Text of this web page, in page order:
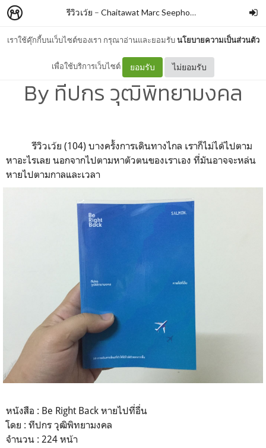
เราใช้คุ๊กกี้บนเว็บไซต์ของเรา กรุณาอ่านและยอมรับนโยบายความเป็นส่วนตัว
เพื่อใช้บริการเว็บไซต์ ยอมรับ ไม่ยอมรับ
รีวิวเว้ย – Chaitawat Marc Seephongsai
Be Right Back หายไปที่อื่น
By ทีปกร วุฒิพิทยามงคล
รีวิวเว้ย (104) บางครั้งการเดินทางไกล เราก็ไม่ได้ไปตาม
หาอะไรเลย นอกจากไปตามหาตัวตนของเราเอง ที่มันอาจจะหล่น
หายไปตามกาลและเวลา
หนังสือ : Be Right Back หายไปที่อื่น
โดย : ทีปกร วุฒิพิทยามงคล
จำนวน : 224 หน้า